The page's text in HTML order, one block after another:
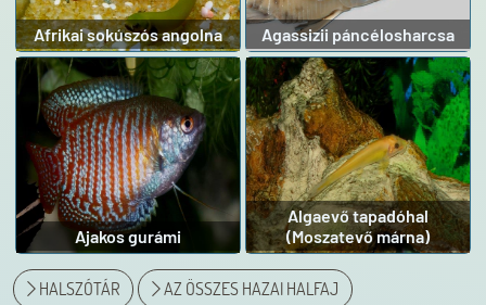
Afrikai sokúszós angolna Agassizii páncélosharcsa
Ajakos gurámi
Algaevő tapadóhal
(Moszatevő márna)
HALSZÓTÁR AZ ÖSSZES HAZAI HALFAJ